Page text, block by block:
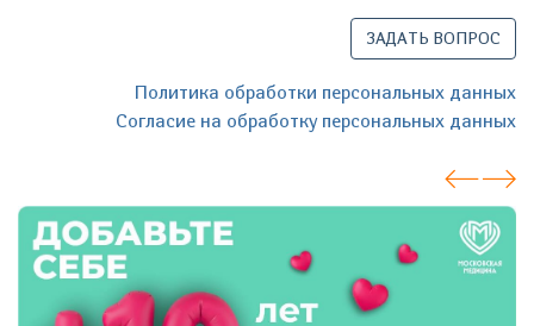
ЗАДАТЬ ВОПРОС
Политика обработки персональных данных
Согласие на обработку персональных данных